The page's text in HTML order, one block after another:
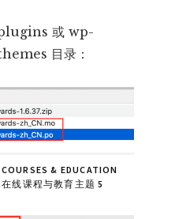
或 wp-
目录：
& EDUCATION
在线课程与教育主题 5